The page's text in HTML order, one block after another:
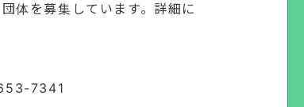
体を募集しています。詳細に
7341